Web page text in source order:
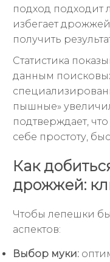
подход подходит
избегает
получить
Статистика
данным
пышные»
подтверждает,
себе простоту,
Как
дрожжей:
Чтобы лепешки
аспектов:
Выбор муки: